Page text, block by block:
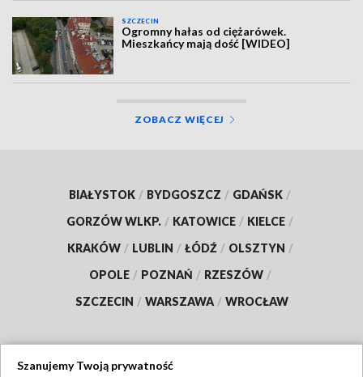
SZCZECIN
Ogromny hałas od ciężarówek.
Mieszkańcy mają dość [WIDEO]
ZOBACZ WIĘCEJ
BIAŁYSTOK / BYDGOSZCZ / GDAŃSK /
GORZÓW WLKP. / KATOWICE / KIELCE /
KRAKÓW / LUBLIN / ŁÓDŹ / OLSZTYN /
OPOLE / POZNAŃ / RZESZÓW /
SZCZECIN / WARSZAWA / WROCŁAW
Szanujemy Twoją prywatność